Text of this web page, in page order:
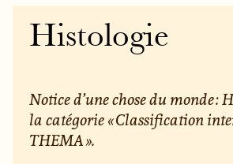
Histologie
Notice d’une chose du monde :
la catégorie « Classification
THEMA ».